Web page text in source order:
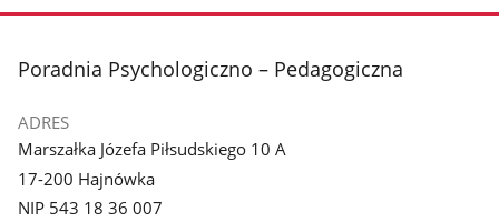
stopka
Poradnia Psychologiczno – Pedagogiczna
ADRES
Marszałka Józefa Piłsudskiego 10 A
17-200 Hajnówka
NIP 543 18 36 007